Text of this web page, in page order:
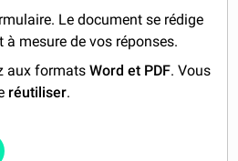
Le document se rédige
mesure de vos réponses.
aux formatsWord et PDF. Vous
réutiliser.